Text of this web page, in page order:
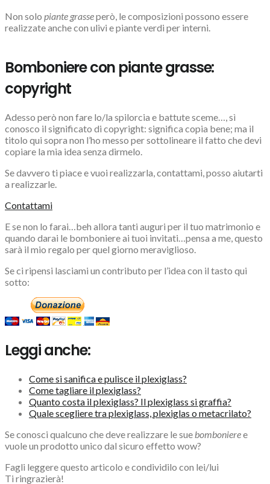
Non solo piante grasseperò, le composizioni possono essere
realizzate anche con ulivi e piante verdi per interni.
Bomboniere con piante grasse:
copyright
Adesso però non fare lo/la spilorcia e battute sceme…, sì
conosco il significato di copyright: significa copia bene; ma il
titolo qui sopra non l’ho messo per sottolineare il fatto che devi
copiare la mia idea senza dirmelo.
Se davvero ti piace e vuoi realizzarla, contattami, posso aiutarti
a realizzarle.
Contattami
E se non lo farai…beh allora tanti auguri per il tuo matrimonio e
quando darai le bomboniere ai tuoi invitati…pensa a me, questo
sarà il mio regalo per quel giorno meraviglioso.
Se ci ripensi lasciami un contributo per l’idea con il tasto qui
sotto:
Leggi anche:
Come si sanifica e pulisce il plexiglass?
Come tagliare il plexiglass?
Quanto costa il plexiglass? Il plexiglass si graffia?
Quale scegliere tra plexiglass, plexiglas o metacrilato?
Se conosci qualcuno che deve realizzare le suebombonieree
vuole un prodotto unico dal sicuro effetto wow?
Fagli leggere questo articolo e condividilo con lei/lui
Ti ringrazierà!